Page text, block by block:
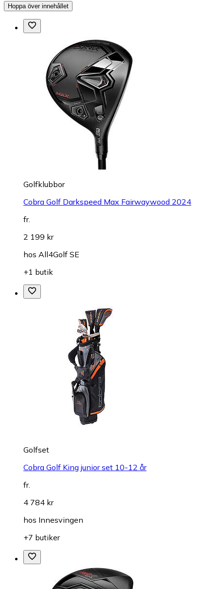
Hoppa över innehållet
Golfklubbor
Cobra Golf Darkspeed Max Fairwaywood 2024
fr.
2 199 kr
hos All4Golf SE
+1 butik
Golfset
Cobra Golf King junior set 10-12 år
fr.
4 784 kr
hos Innesvingen
+7 butiker